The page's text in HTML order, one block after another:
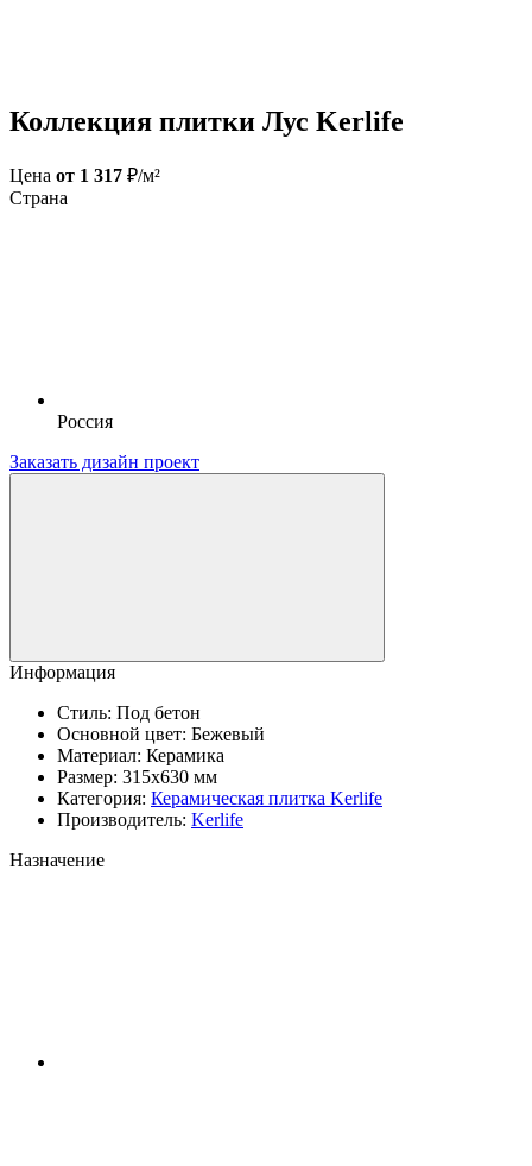
Коллекция плитки Лус Kerlife
Цена от 1 317 ₽/м²
Страна
Россия
Заказать дизайн проект
Информация
Стиль: Под бетон
Основной цвет: Бежевый
Материал: Керамика
Размер: 315x630 мм
Категория: Керамическая плитка Kerlife
Производитель: Kerlife
Назначение